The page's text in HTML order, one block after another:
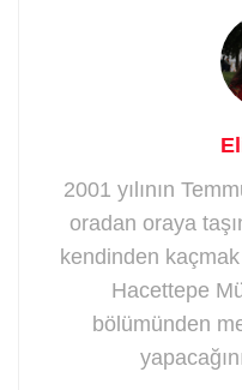
2001 yılının
oradan oraya
kendinden kaçmak
Hacettepe
bölümünden